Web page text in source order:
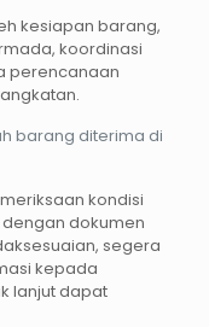
kesiapan barang,
koordinasi
perencanaan
barang diterima di
kondisi
dokumen
segera
kepada
lanjut dapat